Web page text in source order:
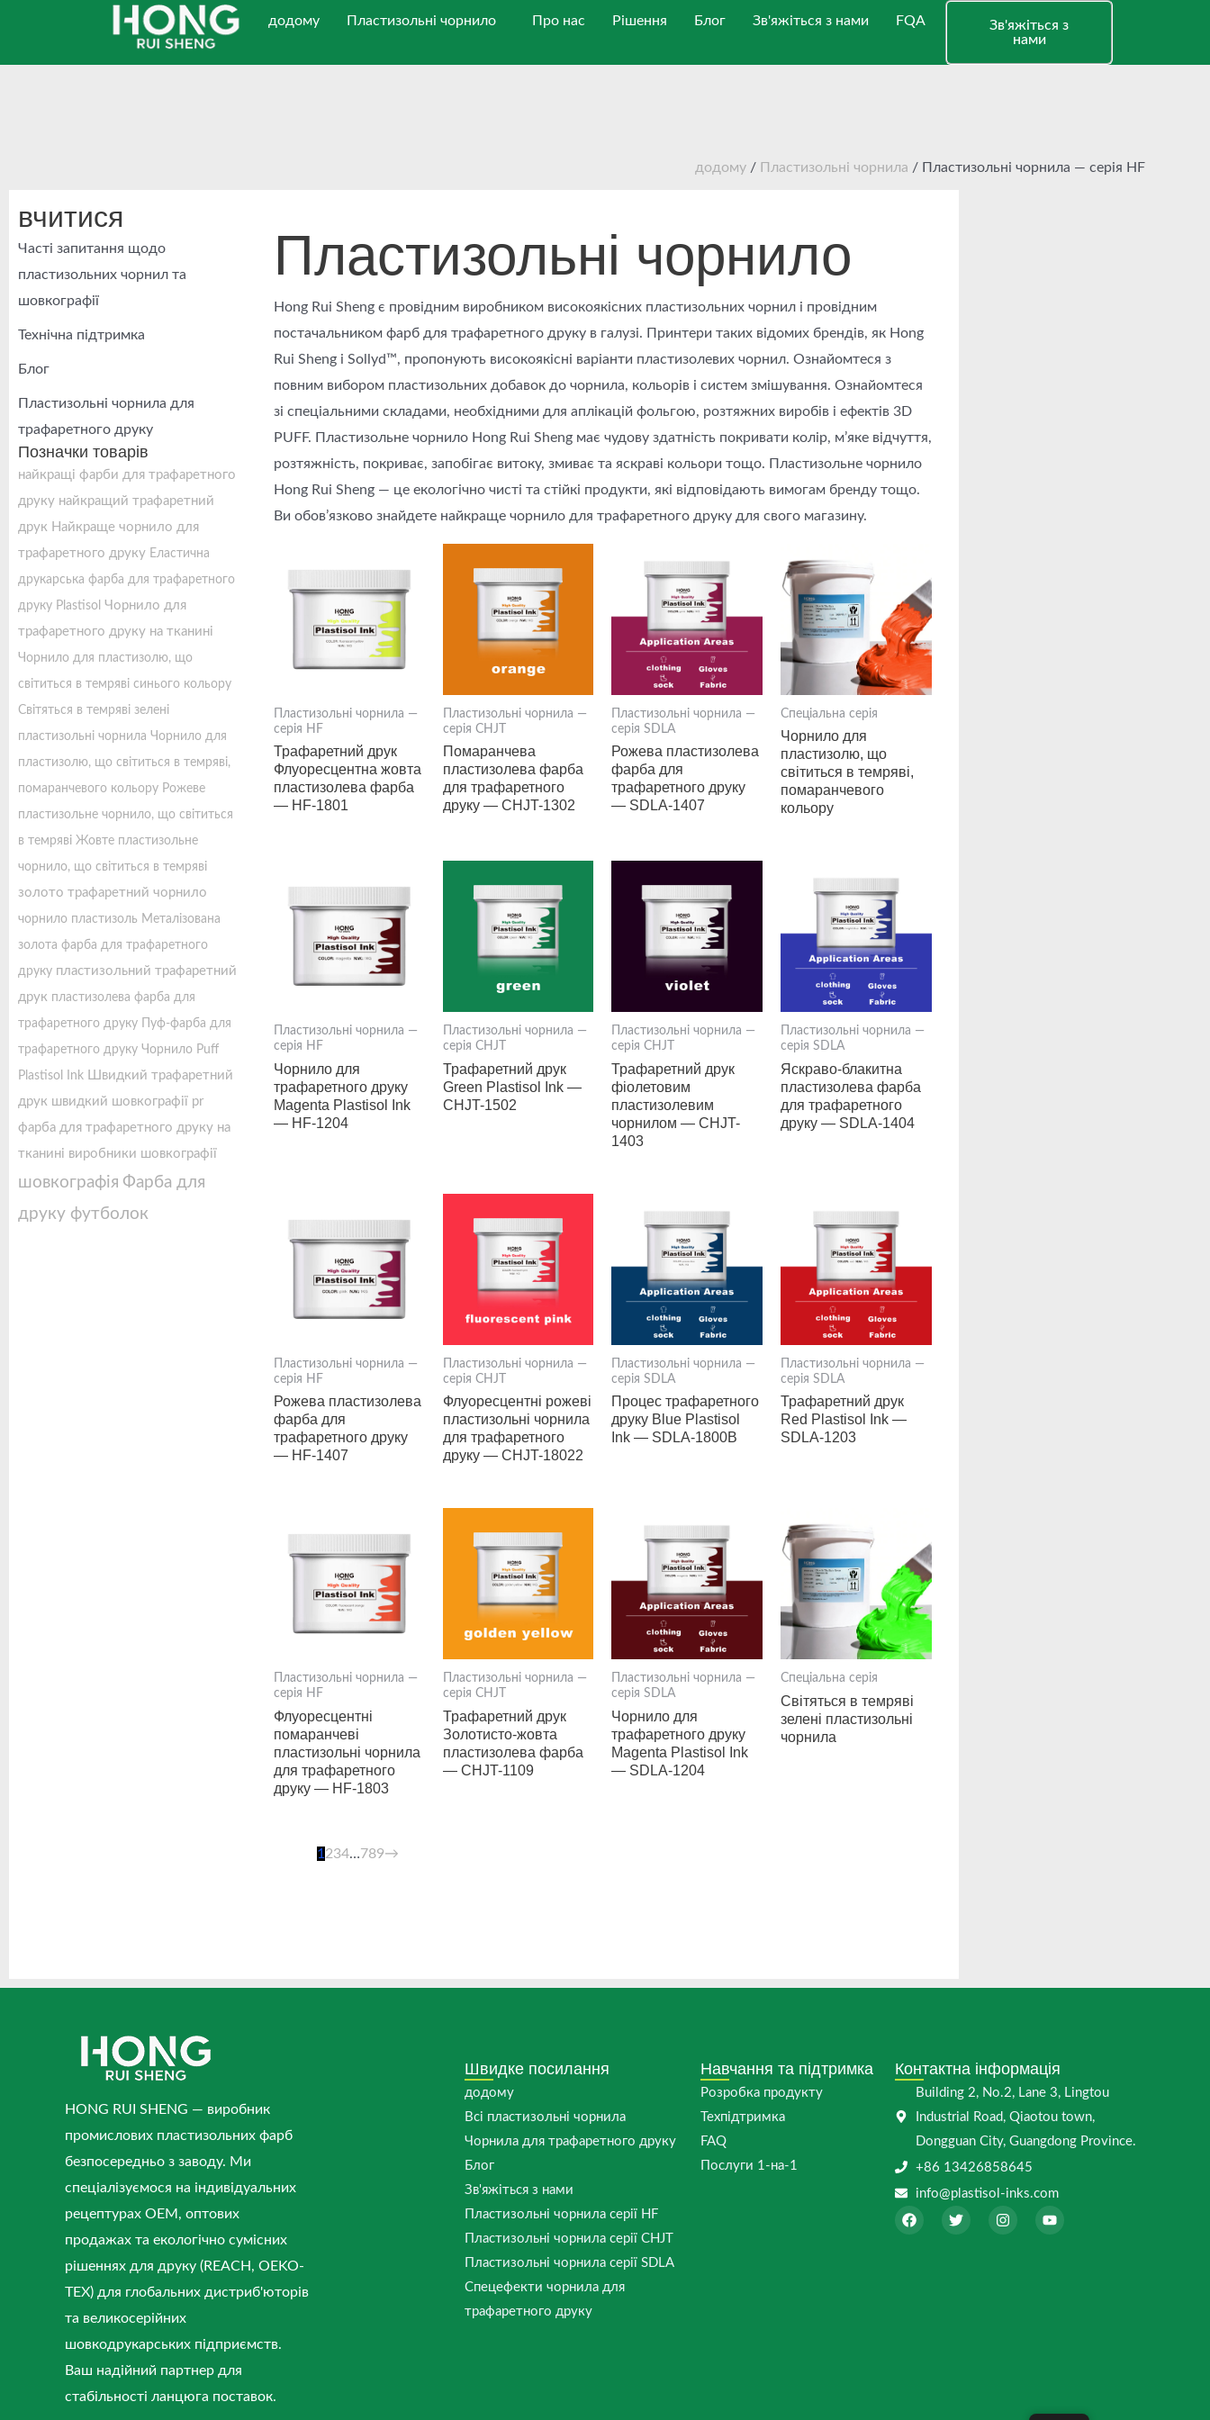
вмісту
додому Пластизольні чорнило Про нас Рішення Блог Зв'яжіться з нами FQA
Зв'яжіться з
нами
додому / Пластизольні чорнила / Пластизольні чорнила — серія HF
вчитися
Часті запитання щодо
пластизольних чорнил та
шовкографії
Технічна підтримка
Блог
Пластизольні чорнила для
трафаретного друку
Позначки товарів
найкращі фарби для трафаретного
друку найкращий трафаретний
друк Найкраще чорнило для
трафаретного друку Еластична
друкарська фарба для трафаретного
друку Plastisol Чорнило для
трафаретного друку на тканині
Чорнило для пластизолю, що
світиться в темряві синього кольору
Світяться в темряві зелені
пластизольні чорнила Чорнило для
пластизолю, що світиться в темряві,
помаранчевого кольору Рожеве
пластизольне чорнило, що світиться
в темряві Жовте пластизольне
чорнило, що світиться в темряві
золото трафаретний чорнило
чорнило пластизоль Металізована
золота фарба для трафаретного
друку пластизольний трафаретний
друк пластизолева фарба для
трафаретного друку Пуф-фарба для
трафаретного друку Чорнило Puff
Plastisol Ink Швидкий трафаретний
друк швидкий шовкографії pr
фарба для трафаретного друку на
тканині виробники шовкографії
шовкографія Фарба для
друку футболок
Пластизольні чорнило
Hong Rui Sheng є провідним виробником високоякісних пластизольних чорнил і провідним
постачальником фарб для трафаретного друку в галузі. Принтери таких відомих брендів, як Hong
Rui Sheng і Sollyd™, пропонують високоякісні варіанти пластизолевих чорнил. Ознайомтеся з
повним вибором пластизольних добавок до чорнила, кольорів і систем змішування. Ознайомтеся
зі спеціальними складами, необхідними для аплікацій фольгою, розтяжних виробів і ефектів 3D
PUFF. Пластизольне чорнило Hong Rui Sheng має чудову здатність покривати колір, м’яке відчуття,
розтяжність, покриває, запобігає витоку, змиває та яскраві кольори тощо. Пластизольне чорнило
Hong Rui Sheng — це екологічно чисті та стійкі продукти, які відповідають вимогам бренду тощо.
Ви обов’язково знайдете найкраще чорнило для трафаретного друку для свого магазину.
Пластизольні чорнила —
серія HF
Трафаретний друк
Флуоресцентна жовта
пластизолева фарба
— HF-1801
Пластизольні чорнила —
серія CHJT
Помаранчева
пластизолева фарба
для трафаретного
друку — CHJT-1302
Пластизольні чорнила —
серія SDLA
Рожева пластизолева
фарба для
трафаретного друку
— SDLA-1407
Спеціальна серія
Чорнило для
пластизолю, що
світиться в темряві,
помаранчевого
кольору
Пластизольні чорнила —
серія HF
Чорнило для
трафаретного друку
Magenta Plastisol Ink
— HF-1204
Пластизольні чорнила —
серія CHJT
Трафаретний друк
Green Plastisol Ink —
CHJT-1502
Пластизольні чорнила —
серія CHJT
Трафаретний друк
фіолетовим
пластизолевим
чорнилом — CHJT-
1403
Пластизольні чорнила —
серія SDLA
Яскраво-блакитна
пластизолева фарба
для трафаретного
друку — SDLA-1404
Пластизольні чорнила —
серія HF
Рожева пластизолева
фарба для
трафаретного друку
— HF-1407
Пластизольні чорнила —
серія CHJT
Флуоресцентні рожеві
пластизольні чорнила
для трафаретного
друку — CHJT-18022
Пластизольні чорнила —
серія SDLA
Процес трафаретного
друку Blue Plastisol
Ink — SDLA-1800B
Пластизольні чорнила —
серія SDLA
Трафаретний друк
Red Plastisol Ink —
SDLA-1203
Пластизольні чорнила —
серія HF
Флуоресцентні
помаранчеві
пластизольні чорнила
для трафаретного
друку — HF-1803
Пластизольні чорнила —
серія CHJT
Трафаретний друк
Золотисто-жовта
пластизолева фарба
— CHJT-1109
Пластизольні чорнила —
серія SDLA
Чорнило для
трафаретного друку
Magenta Plastisol Ink
— SDLA-1204
Спеціальна серія
Світяться в темряві
зелені пластизольні
чорнила
1 234…789→
HONG RUI SHENG — виробник
промислових пластизольних фарб
безпосередньо з заводу. Ми
спеціалізуємося на індивідуальних
рецептурах OEM, оптових
продажах та екологічно сумісних
рішеннях для друку (REACH, OEKO-
TEX) для глобальних дистриб'юторів
та великосерійних
шовкодрукарських підприємств.
Ваш надійний партнер для
стабільності ланцюга поставок.
Швидке посилання
додому
Всі пластизольні чорнила
Чорнила для трафаретного друку
Блог
Зв'яжіться з нами
Пластизольні чорнила серії HF
Пластизольні чорнила серії CHJT
Пластизольні чорнила серії SDLA
Спецефекти чорнила для
трафаретного друку
Навчання та підтримка
Розробка продукту
Техпідтримка
FAQ
Послуги 1-на-1
Контактна інформація
Building 2, No.2, Lane 3, Lingtou
Industrial Road, Qiaotou town,
Dongguan City, Guangdong Province.
+86 13426858645
info@plastisol-inks.com
F
a
T
w
I
n
Y
o